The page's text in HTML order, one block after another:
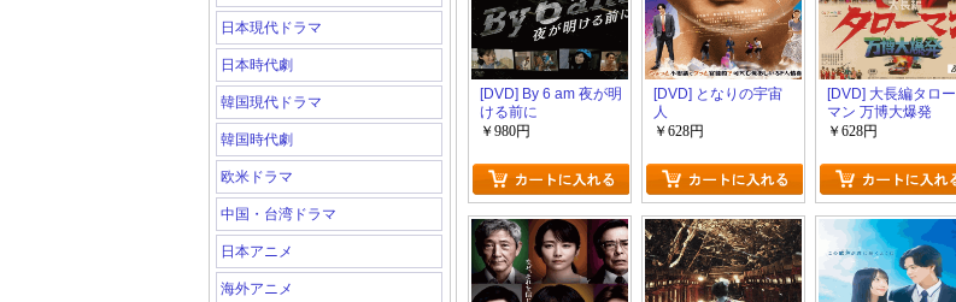
日本現代ドラマ
日本時代劇
韓国現代ドラマ
韓国時代劇
欧米ドラマ
中国・台湾ドラマ
日本アニメ
海外アニメ
[DVD] By 6 am 夜が明
ける前に
￥980円
[DVD] となりの宇宙
人
￥628円
[DVD] 大長編タロー
マン 万博大爆発
￥628円